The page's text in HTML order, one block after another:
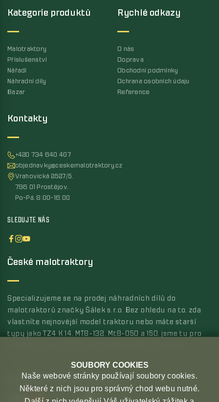
Kontakty
+420 734 640 407
objednavky@ceskemalotraktory.cz
Vrahovická 2527/5,
796 01 Prostějov,
Po-Pá, 8:00-16:00
SLEDUJTE NÁS
Kategorie produktů
Malotraktory
Příslušenství
Nářadí
Náhradní díly
Bazar
Rychlé odkazy
O nás
Doprava
Obchodní podmínky
Ochrana osobních údaju
Reference
České malotraktory
Specializujeme se na prodej náhradních dílů do
malotraktorů značky Šálek s.r.o. Bez ohledu na to, zda
vlastníte nejnovější model traktoru nebo máte starší
typy jako TZ4 K 14, MT8-132, Mt8-050 a 150, jsme tu pro
MOŽNOSTI PLATBYMOŽNOSTI DOPRAVY
SOUBORY COOKIES
Naše webové stránky používají soubory cookies.
Některé z nich jsou pro správný chod webu nutné.